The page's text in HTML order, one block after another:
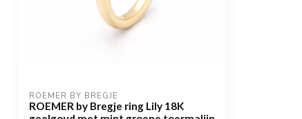
ROEMER BY BREGJE
ROEMER by Bregje ring Lily 18K